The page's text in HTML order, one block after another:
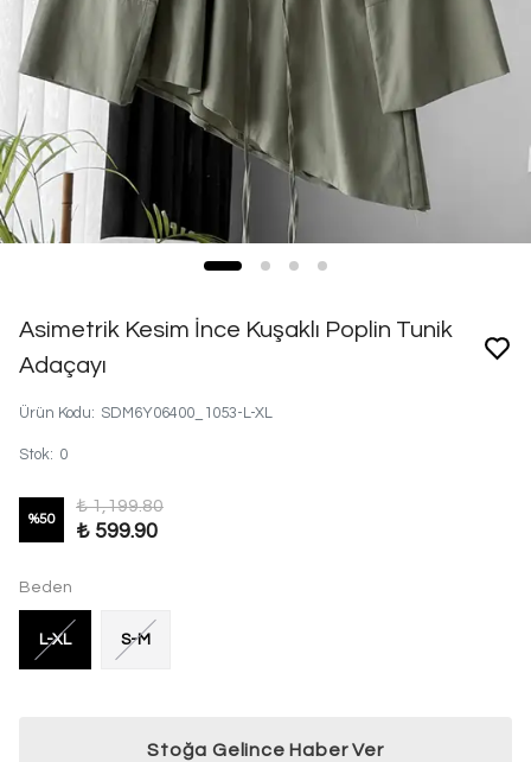
Asimetrik Kesim İnce Kuşaklı Poplin Tunik
Adaçayı
Ürün Kodu: SDM6Y06400_1053-L-XL
Stok: 0
%50
₺ 1,199.80
₺ 599.90
Beden
L-XL S-M
Stoğa Gelince Haber Ver